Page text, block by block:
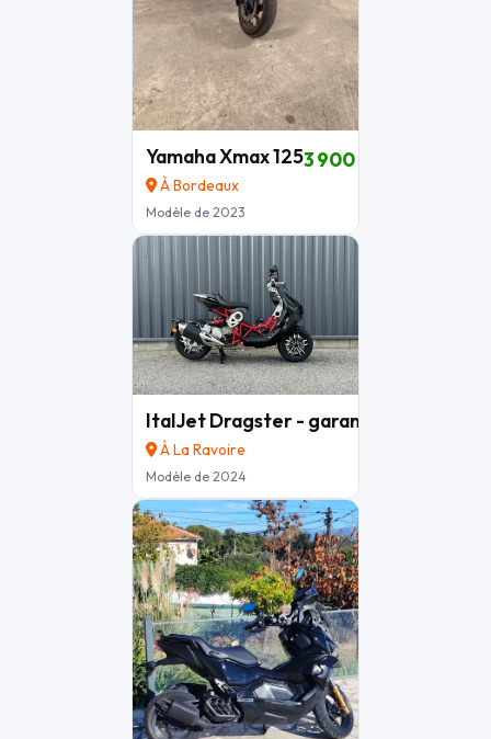
Yamaha Xmax 125
À Bordeaux
Modèle de 2023
3 900 €
ItalJet Dragster - garantie 12 mois
À La Ravoire
Modèle de 2024